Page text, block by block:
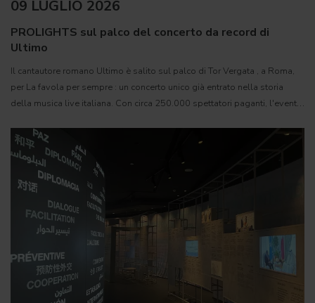
09 LUGLIO 2026
PROLIGHTS sul palco del concerto da record di
Ultimo
Il cantautore romano Ultimo è salito sul palco di Tor Vergata , a Roma,
per La favola per sempre : un concerto unico già entrato nella storia
della musica live italiana. Con circa 250.000 spettatori paganti, l'evento